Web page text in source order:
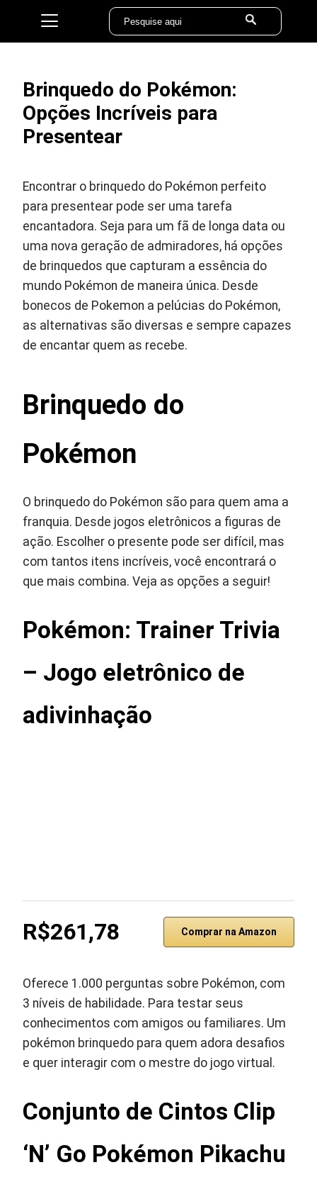
Brinquedo do Pokémon:
Opções Incríveis para
Presentear
Encontrar o brinquedo do Pokémon perfeito
para presentear pode ser uma tarefa
encantadora. Seja para um fã de longa data ou
uma nova geração de admiradores, há opções
de brinquedos que capturam a essência do
mundo Pokémon de maneira única. Desde
bonecos de Pokemon a pelúcias do Pokémon,
as alternativas são diversas e sempre capazes
de encantar quem as recebe.
Brinquedo do
Pokémon
O brinquedo do Pokémon são para quem ama a
franquia. Desde jogos eletrônicos a figuras de
ação. Escolher o presente pode ser difícil, mas
com tantos itens incríveis, você encontrará o
que mais combina. Veja as opções a seguir!
Pokémon: Trainer Trivia
– Jogo eletrônico de
adivinhação
R$261,78 Comprar na Amazon
Oferece 1.000 perguntas sobre Pokémon, com
3 níveis de habilidade. Para testar seus
conhecimentos com amigos ou familiares. Um
pokémon brinquedo para quem adora desafios
e quer interagir com o mestre do jogo virtual.
Conjunto de Cintos Clip
‘N’ Go Pokémon Pikachu